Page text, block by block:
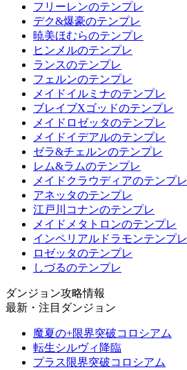
フリーレンのテンプレ
デク&爆豪のテンプレ
暁美ほむらのテンプレ
ヒンメルのテンプレ
ランスのテンプレ
フェルンのテンプレ
メイドイルミナのテンプレ
ブレイブXゴッドのテンプレ
メイドロゼッタのテンプレ
メイドイデアルのテンプレ
ゼラ&チェルンのテンプレ
レム&ラムのテンプレ
メイドクラウディアのテンプレ
アネッタのテンプレ
江戸川コナンのテンプレ
メイドメタトロンのテンプレ
インペリアルドラモンテンプレ
ロゼッタのテンプレ
しづるのテンプレ
ダンジョン攻略情報
最新・注目ダンジョン
魔夏の+限界突破コロシアム
転生シルヴィ降臨
プラス限界突破コロシアム